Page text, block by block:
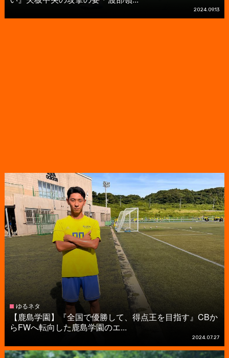
2024.09.13
ゆるネタ
【鹿島学園】『全国で優勝して、得点王を目指す』CBか
らFWへ転向した鹿島学園のエ...
2024.07.27